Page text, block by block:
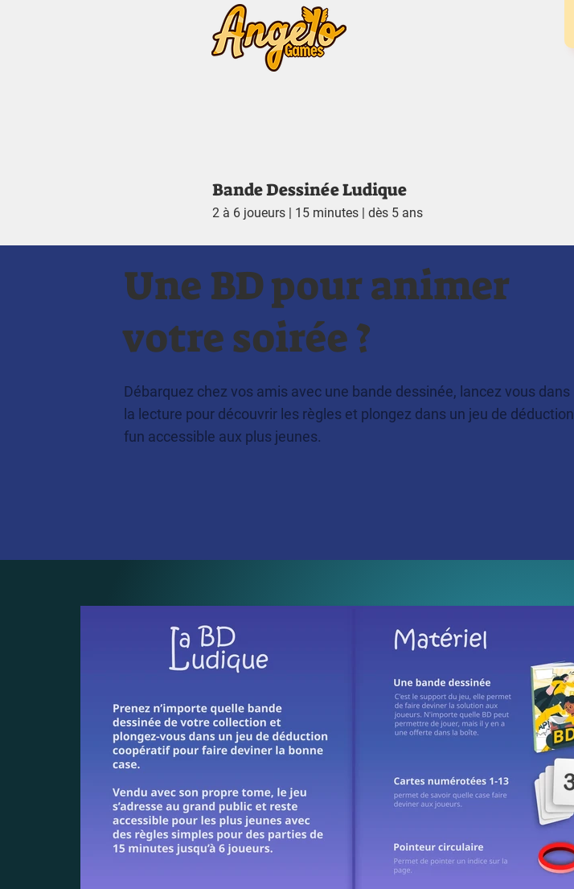
Bande Dessinée Ludique
2 à 6 joueurs | 15 minutes | dès 5 ans
Une BD pour animer
votre soirée ?
Débarquez chez vos amis avec une bande dessinée, lancez vous dans
la lecture pour découvrir les règles et plongez dans un jeu de déduction
fun accessible aux plus jeunes.